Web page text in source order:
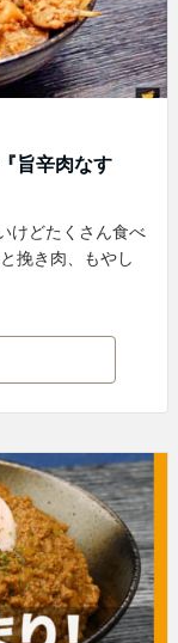
旨辛肉なす
けどたくさん食べ
挽き肉、もやし